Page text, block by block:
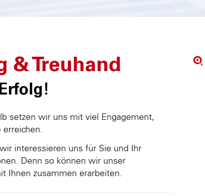
& Treuhand
setzen wir uns mit viel Engagement,
erreichen.
interessieren uns für Sie und Ihr
Denn so können wir unser
Ihnen zusammen erarbeiten.